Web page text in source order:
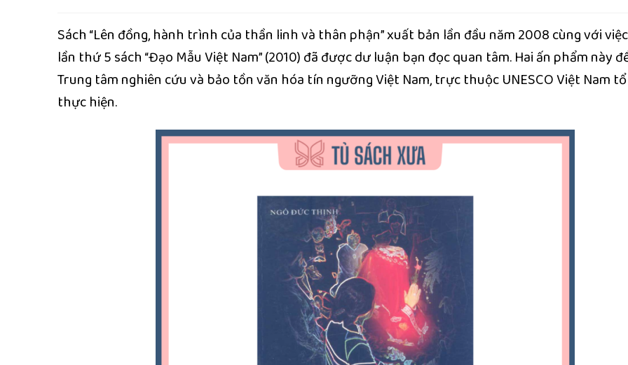
Sách “Lên đồng, hành trình của thần linh và thân phận” xuất bản lần đầu năm 2008 cùng với
lần thứ 5 sách “Đạo Mẫu Việt Nam” (2010) đã được dư luận bạn đọc quan tâm. Hai ấn phẩm này
Trung tâm nghiên cứu và bảo tồn văn hóa tín ngưỡng Việt Nam, trực thuộc UNESCO Việt Nam
thực hiện.